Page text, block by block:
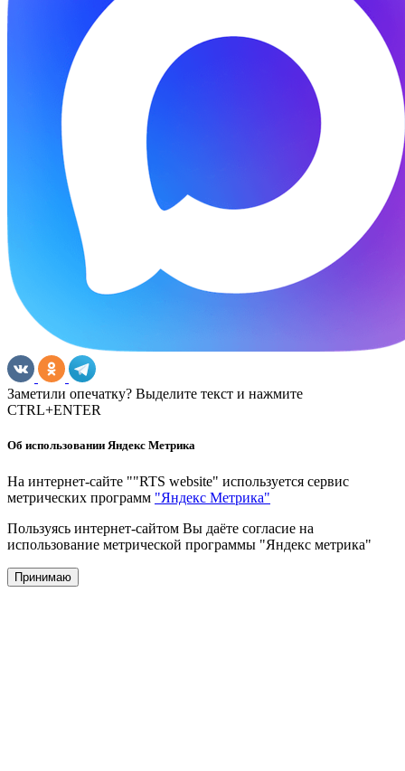
Заметили опечатку? Выделите текст и нажмите
CTRL+ENTER
Об использовании Яндекс Метрика
На интернет-сайте ""RTS website" используется сервис
метрических программ "Яндекс Метрика"
Пользуясь интернет-сайтом Вы даёте согласие на
использование метрической программы "Яндекс метрика"
Принимаю